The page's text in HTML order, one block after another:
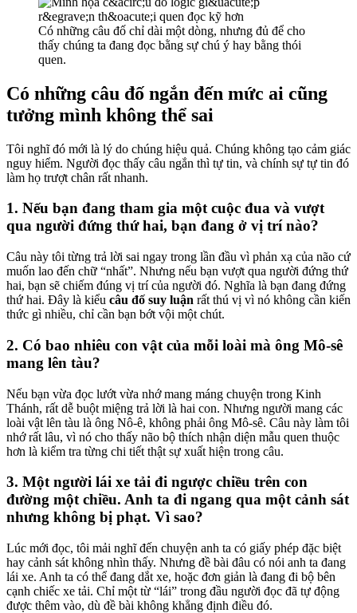
Có những câu đố chỉ dài một dòng, nhưng đủ để cho
thấy chúng ta đang đọc bằng sự chú ý hay bằng thói
quen.
Có những câu đố ngắn đến mức ai cũng
tưởng mình không thể sai
Tôi nghĩ đó mới là lý do chúng hiệu quả. Chúng không tạo cảm giác
nguy hiểm. Người đọc thấy câu ngắn thì tự tin, và chính sự tự tin đó
làm họ trượt chân rất nhanh.
1. Nếu bạn đang tham gia một cuộc đua và vượt
qua người đứng thứ hai, bạn đang ở vị trí nào?
Câu này tôi từng trả lời sai ngay trong lần đầu vì phản xạ của não cứ
muốn lao đến chữ “nhất”. Nhưng nếu bạn vượt qua người đứng thứ
hai, bạn sẽ chiếm đúng vị trí của người đó. Nghĩa là bạn đang đứng
thứ hai. Đây là kiểu câu đố suy luận rất thú vị vì nó không cần kiến
thức gì nhiều, chỉ cần bạn bớt vội một chút.
2. Có bao nhiêu con vật của mỗi loài mà ông Mô-sê
mang lên tàu?
Nếu bạn vừa đọc lướt vừa nhớ mang máng chuyện trong Kinh
Thánh, rất dễ buột miệng trả lời là hai con. Nhưng người mang các
loài vật lên tàu là ông Nô-ê, không phải ông Mô-sê. Câu này làm tôi
nhớ rất lâu, vì nó cho thấy não bộ thích nhận diện mẫu quen thuộc
hơn là kiểm tra từng chi tiết thật sự xuất hiện trong câu.
3. Một người lái xe tải đi ngược chiều trên con
đường một chiều. Anh ta đi ngang qua một cảnh sát
nhưng không bị phạt. Vì sao?
Lúc mới đọc, tôi mải nghĩ đến chuyện anh ta có giấy phép đặc biệt
hay cảnh sát không nhìn thấy. Nhưng đề bài đâu có nói anh ta đang
lái xe. Anh ta có thể đang dắt xe, hoặc đơn giản là đang đi bộ bên
cạnh chiếc xe tải. Chỉ một từ “lái” trong đầu người đọc đã tự động
được thêm vào, dù đề bài không khẳng định điều đó.